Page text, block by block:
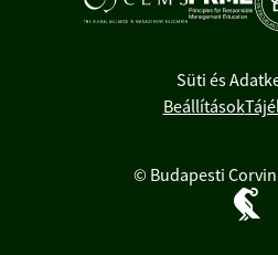
Süti és
Beállítások
© Budapesti